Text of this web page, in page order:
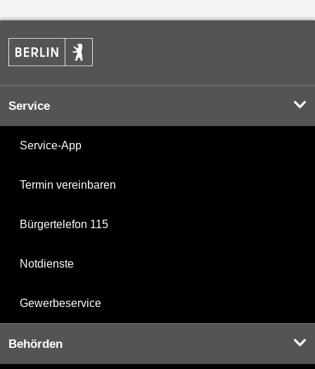
Service
Service-App
Termin vereinbaren
Bürgertelefon 115
Notdienste
Gewerbeservice
Behörden